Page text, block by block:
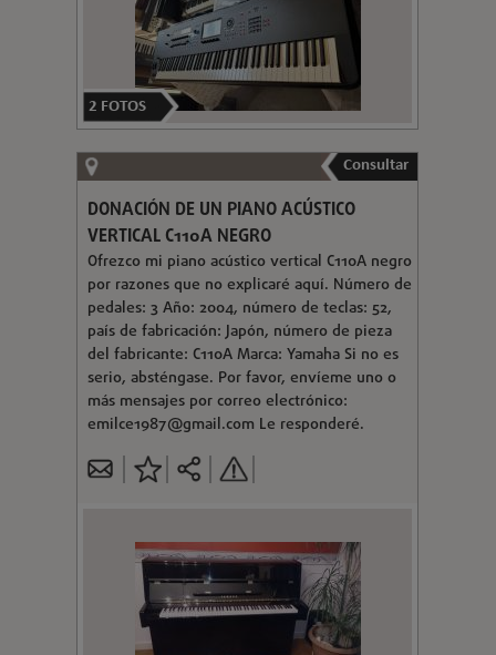
2 FOTOS
Consultar
DONACIÓN DE UN PIANO ACÚSTICO
VERTICAL C110A NEGRO
Ofrezco mi piano acústico vertical C110A negro
por razones que no explicaré aquí. Número de
pedales: 3 Año: 2004, número de teclas: 52,
país de fabricación: Japón, número de pieza
del fabricante: C110A Marca: Yamaha Si no es
serio, absténgase. Por favor, envíeme uno o
más mensajes por correo electrónico:
emilce1987@gmail.com Le responderé.